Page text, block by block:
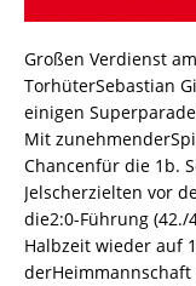
Großen Verdienst
TorhüterSebastian
einigen
Mit
Chancenfür die 1b.
Jelscherzielten vor
die2:0-Führung (42./
Halbzeit wieder auf